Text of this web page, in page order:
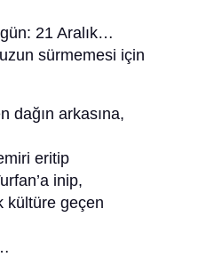
gün: 21 Aralık…
sürmemesi için
dağın arkasına,
eritip
inip,
kültüre geçen